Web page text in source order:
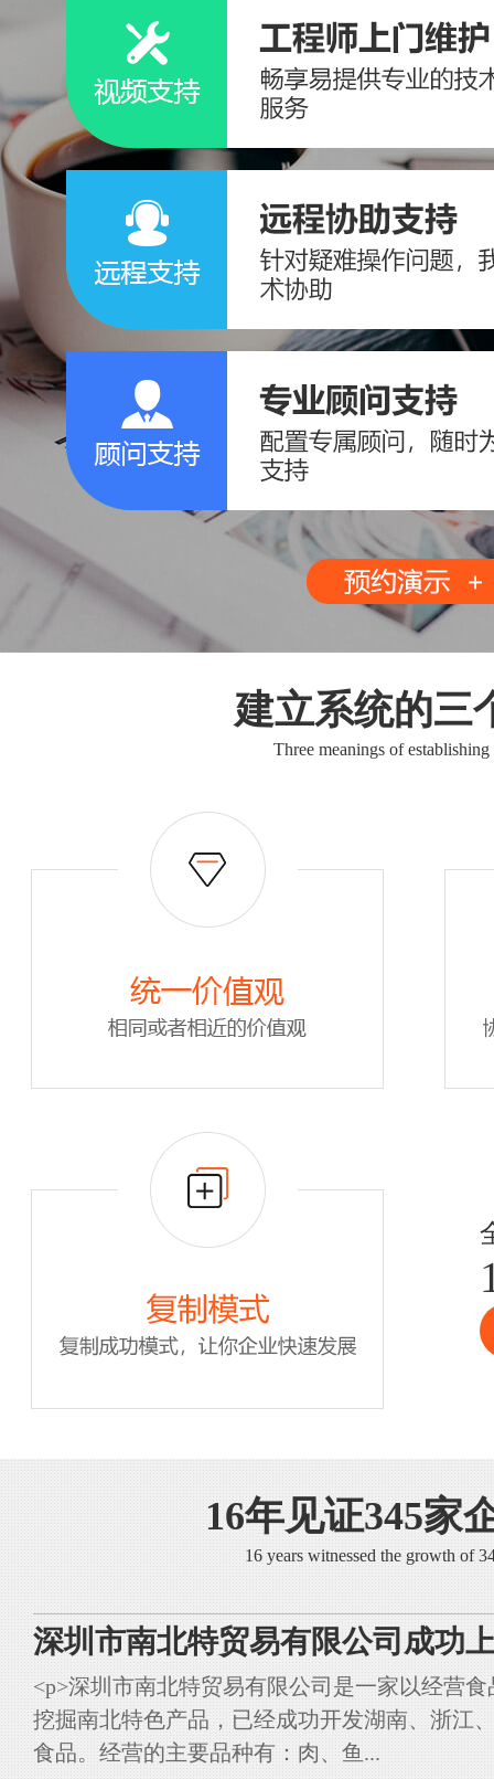
建立系统的三
Three meanings of establishing
16年见证345家
16 years witnessed the growth of
深圳市南北特贸易有限公司成功
<p>深圳市南北特贸易有限公司是一家以经营
挖掘南北特色产品，已经成功开发湖南、浙江
食品。经营的主要品种有：肉、鱼...